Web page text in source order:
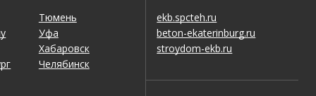
Тюмень
Уфа
Хабаровск
Челябинск
ekb.spcteh.ru
beton-ekaterinburg.ru
stroydom-ekb.ru